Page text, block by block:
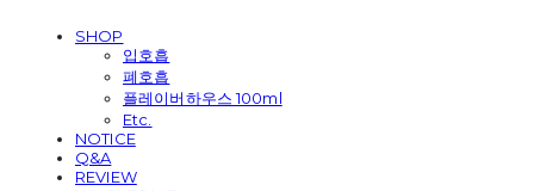
SHOP
입호흡
폐호흡
플레이버하우스 100ml
Etc.
NOTICE
Q&A
REVIEW